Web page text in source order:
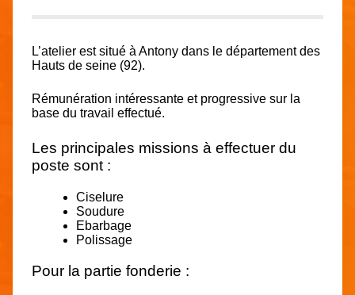
L’atelier est situé à Antony dans le département des
Hauts de seine (92).
Rémunération intéressante et progressive sur la
base du travail effectué.
Les principales missions à effectuer du
poste sont :
Ciselure
Soudure
Ebarbage
Polissage
Pour la partie fonderie :